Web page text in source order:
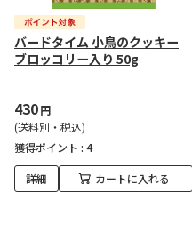
バードタイム 小鳥のクッキー
ブロッコリー入り 50g
430円
(送料別・税込)
獲得ポイント : 4
詳細 カートに入れる